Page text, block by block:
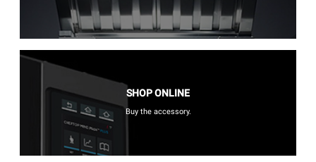
SHOP ONLINE
Buy the accessory.